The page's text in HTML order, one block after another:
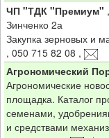
ЧП "ТДК "Премиум" ,
Зинченко 2а
Закупка зерновых и
, 050 715 82 08 ,
Агрономический
Агрономические
площадка. Каталог
семенами,
и средствами